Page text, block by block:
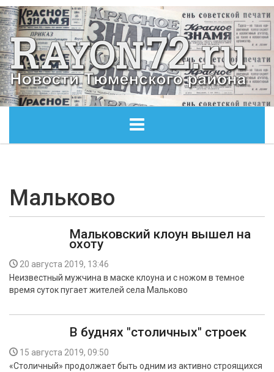
ОБЩЕСТВО
ЭКОНОМИКА
БЕЗОПАСНОСТЬ
Мальково
Мальковский клоун вышел на
охоту
20 августа 2019, 13:46
Неизвестный мужчина в маске клоуна и с ножом в темное
время суток пугает жителей села Мальково
В буднях "столичных" строек
15 августа 2019, 09:50
«Столичный» продолжает быть одним из активно строящихся